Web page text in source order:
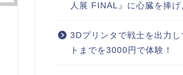
人展 FINAL』に心臓を捧げ
3Dプリンタで戦士を出力し
トまでを3000円で体験！